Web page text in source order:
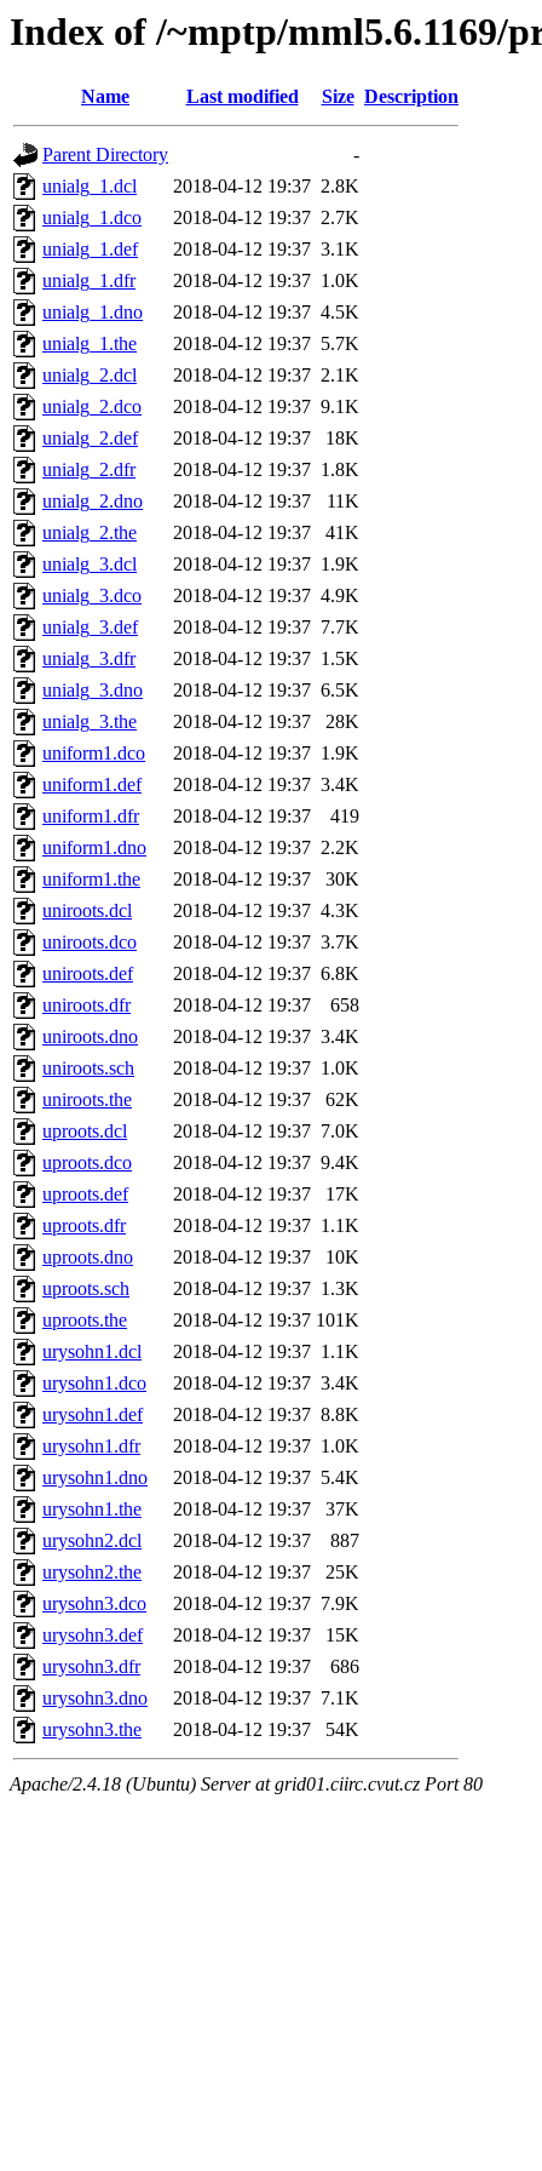
Index of /~mptp/mml5.6.1169/
Name Last modified Size Description
Parent Directory
-
unialg_1.dcl
2018-04-12 19:37 2.8K
unialg_1.dco
2018-04-12 19:37 2.7K
unialg_1.def
2018-04-12 19:37 3.1K
unialg_1.dfr
2018-04-12 19:37 1.0K
unialg_1.dno
2018-04-12 19:37 4.5K
unialg_1.the
2018-04-12 19:37 5.7K
unialg_2.dcl
2018-04-12 19:37 2.1K
unialg_2.dco
2018-04-12 19:37 9.1K
unialg_2.def
2018-04-12 19:37
18K
unialg_2.dfr
2018-04-12 19:37 1.8K
unialg_2.dno
2018-04-12 19:37
11K
unialg_2.the
2018-04-12 19:37
41K
unialg_3.dcl
2018-04-12 19:37 1.9K
unialg_3.dco
2018-04-12 19:37 4.9K
unialg_3.def
2018-04-12 19:37 7.7K
unialg_3.dfr
2018-04-12 19:37 1.5K
unialg_3.dno
2018-04-12 19:37 6.5K
unialg_3.the
2018-04-12 19:37
28K
uniform1.dco
2018-04-12 19:37 1.9K
uniform1.def
2018-04-12 19:37 3.4K
uniform1.dfr
2018-04-12 19:37
419
uniform1.dno
2018-04-12 19:37 2.2K
uniform1.the
2018-04-12 19:37
30K
uniroots.dcl
2018-04-12 19:37 4.3K
uniroots.dco
2018-04-12 19:37 3.7K
uniroots.def
2018-04-12 19:37 6.8K
uniroots.dfr
2018-04-12 19:37
658
uniroots.dno
2018-04-12 19:37 3.4K
uniroots.sch
2018-04-12 19:37 1.0K
uniroots.the
2018-04-12 19:37
62K
uproots.dcl
2018-04-12 19:37 7.0K
uproots.dco
2018-04-12 19:37 9.4K
uproots.def
2018-04-12 19:37
17K
uproots.dfr
2018-04-12 19:37 1.1K
uproots.dno
2018-04-12 19:37
10K
uproots.sch
2018-04-12 19:37 1.3K
uproots.the
2018-04-12 19:37 101K
urysohn1.dcl
2018-04-12 19:37 1.1K
urysohn1.dco
2018-04-12 19:37 3.4K
urysohn1.def
2018-04-12 19:37 8.8K
urysohn1.dfr
2018-04-12 19:37 1.0K
urysohn1.dno
2018-04-12 19:37 5.4K
urysohn1.the
2018-04-12 19:37
37K
urysohn2.dcl
2018-04-12 19:37
887
urysohn2.the
2018-04-12 19:37
25K
urysohn3.dco
2018-04-12 19:37 7.9K
urysohn3.def
2018-04-12 19:37
15K
urysohn3.dfr
2018-04-12 19:37
686
urysohn3.dno
2018-04-12 19:37 7.1K
urysohn3.the
2018-04-12 19:37 54K
Apache/2.4.18 (Ubuntu) Server at grid01.ciirc.cvut.cz Port 80